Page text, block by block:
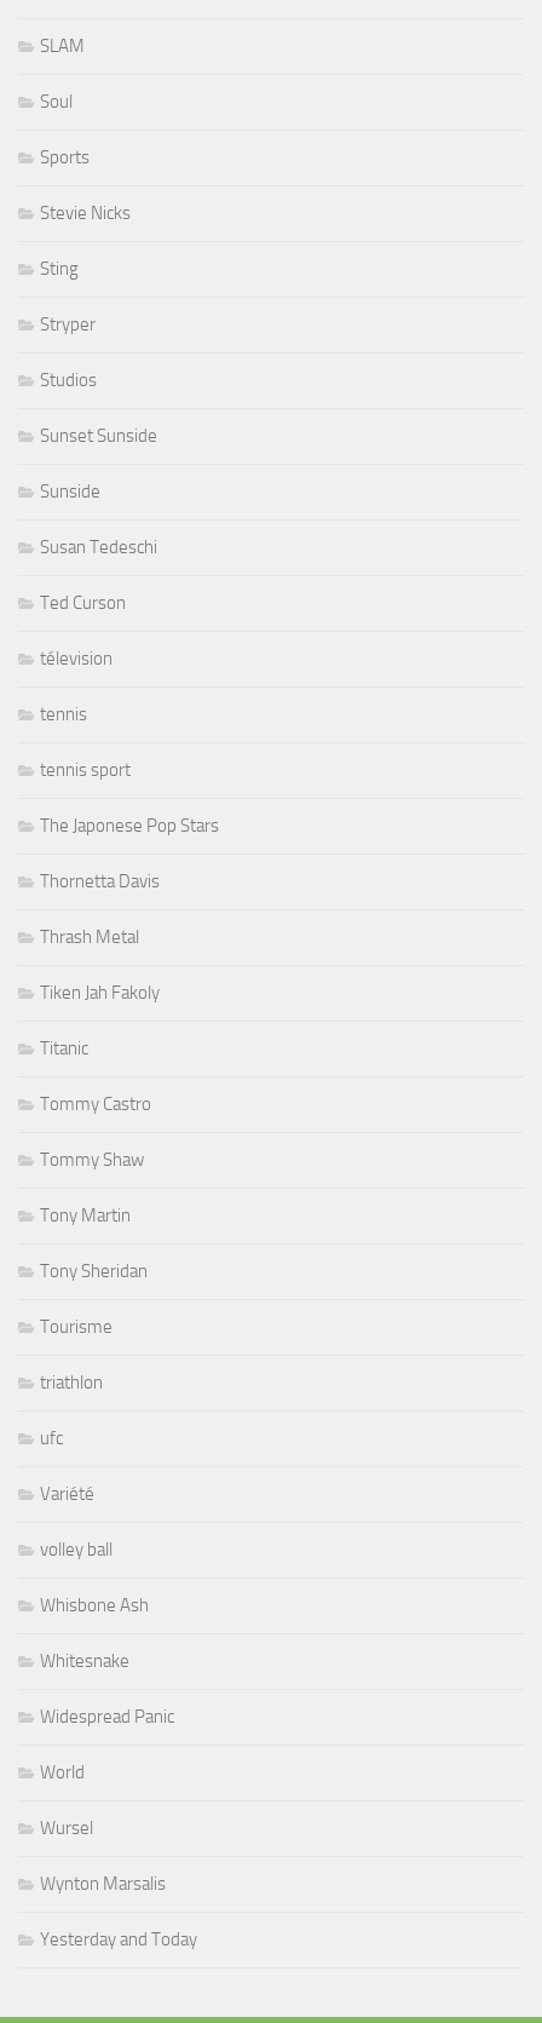
SLAM
Soul
Sports
Stevie Nicks
Sting
Stryper
Studios
Sunset Sunside
Sunside
Susan Tedeschi
Ted Curson
télevision
tennis
tennis sport
The Japonese Pop Stars
Thornetta Davis
Thrash Metal
Tiken Jah Fakoly
Titanic
Tommy Castro
Tommy Shaw
Tony Martin
Tony Sheridan
Tourisme
triathlon
ufc
Variété
volley ball
Whisbone Ash
Whitesnake
Widespread Panic
World
Wursel
Wynton Marsalis
Yesterday and Today